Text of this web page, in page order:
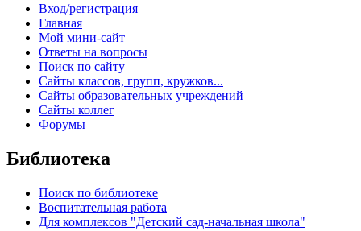
Вход/регистрация
Главная
Мой мини-сайт
Ответы на вопросы
Поиск по сайту
Сайты классов, групп, кружков...
Сайты образовательных учреждений
Сайты коллег
Форумы
Библиотека
Поиск по библиотеке
Воспитательная работа
Для комплексов "Детский сад-начальная школа"